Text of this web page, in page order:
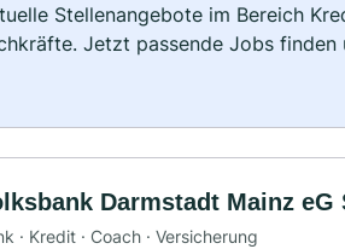
Stellenangebote im Bereich
Jetzt passende Jobs finden
Darmstadt Mainz
· Kredit · Coach · Versicherung